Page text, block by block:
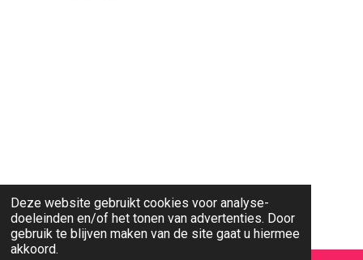
Deze website gebruikt cookies voor analyse-
doeleinden en/of het tonen van advertenties. Door
gebruik te blijven maken van de site gaat u hiermee
akkoord.